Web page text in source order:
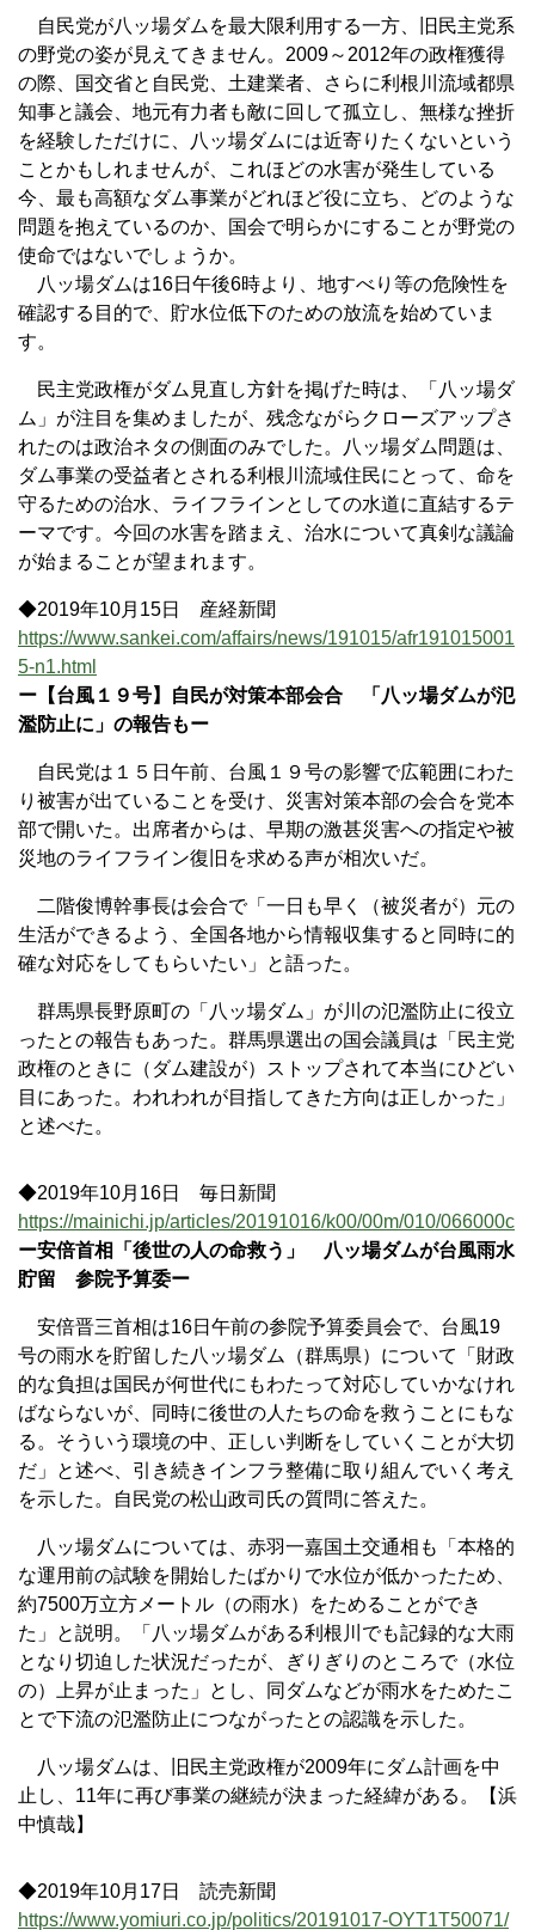
自民党が八ッ場ダムを最大限利用する一方、旧民主党系
の野党の姿が見えてきません。2009～2012年の政権獲得
の際、国交省と自民党、土建業者、さらに利根川流域都県
知事と議会、地元有力者も敵に回して孤立し、無様な挫折
を経験しただけに、八ッ場ダムには近寄りたくないという
ことかもしれませんが、これほどの水害が発生している
今、最も高額なダム事業がどれほど役に立ち、どのような
問題を抱えているのか、国会で明らかにすることが野党の
使命ではないでしょうか。
八ッ場ダムは16日午後6時より、地すべり等の危険性を
確認する目的で、貯水位低下のための放流を始めていま
す。
民主党政権がダム見直し方針を掲げた時は、「八ッ場ダ
ム」が注目を集めましたが、残念ながらクローズアップさ
れたのは政治ネタの側面のみでした。八ッ場ダム問題は、
ダム事業の受益者とされる利根川流域住民にとって、命を
守るための治水、ライフラインとしての水道に直結するテ
ーマです。今回の水害を踏まえ、治水について真剣な議論
が始まることが望まれます。
◆2019年10月15日 産経新聞
https://www.sankei.com/affairs/news/191015/afr191015001
5-n1.html
ー【台風１９号】自民が対策本部会合 「八ッ場ダムが氾
濫防止に」の報告もー
自民党は１５日午前、台風１９号の影響で広範囲にわた
り被害が出ていることを受け、災害対策本部の会合を党本
部で開いた。出席者からは、早期の激甚災害への指定や被
災地のライフライン復旧を求める声が相次いだ。
二階俊博幹事長は会合で「一日も早く（被災者が）元の
生活ができるよう、全国各地から情報収集すると同時に的
確な対応をしてもらいたい」と語った。
群馬県長野原町の「八ッ場ダム」が川の氾濫防止に役立
ったとの報告もあった。群馬県選出の国会議員は「民主党
政権のときに（ダム建設が）ストップされて本当にひどい
目にあった。われわれが目指してきた方向は正しかった」
と述べた。
◆2019年10月16日 毎日新聞
https://mainichi.jp/articles/20191016/k00/00m/010/066000c
ー安倍首相「後世の人の命救う」 八ッ場ダムが台風雨水
貯留 参院予算委ー
安倍晋三首相は16日午前の参院予算委員会で、台風19
号の雨水を貯留した八ッ場ダム（群馬県）について「財政
的な負担は国民が何世代にもわたって対応していかなけれ
ばならないが、同時に後世の人たちの命を救うことにもな
る。そういう環境の中、正しい判断をしていくことが大切
だ」と述べ、引き続きインフラ整備に取り組んでいく考え
を示した。自民党の松山政司氏の質問に答えた。
八ッ場ダムについては、赤羽一嘉国土交通相も「本格的
な運用前の試験を開始したばかりで水位が低かったため、
約7500万立方メートル（の雨水）をためることができ
た」と説明。「八ッ場ダムがある利根川でも記録的な大雨
となり切迫した状況だったが、ぎりぎりのところで（水位
の）上昇が止まった」とし、同ダムなどが雨水をためたこ
とで下流の氾濫防止につながったとの認識を示した。
八ッ場ダムは、旧民主党政権が2009年にダム計画を中
止し、11年に再び事業の継続が決まった経緯がある。【浜
中慎哉】
◆2019年10月17日 読売新聞
https://www.yomiuri.co.jp/politics/20191017-OYT1T50071/